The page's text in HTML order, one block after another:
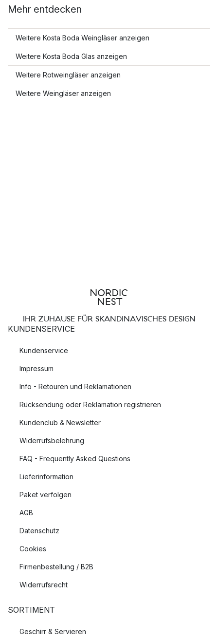
Mehr entdecken
Weitere Kosta Boda Weingläser anzeigen
Weitere Kosta Boda Glas anzeigen
Weitere Rotweingläser anzeigen
Weitere Weingläser anzeigen
IHR ZUHAUSE FÜR SKANDINAVISCHES DESIGN
KUNDENSERVICE
Kundenservice
Impressum
Info - Retouren und Reklamationen
Rücksendung oder Reklamation registrieren
Kundenclub & Newsletter
Widerrufsbelehrung
FAQ - Frequently Asked Questions
Lieferinformation
Paket verfolgen
AGB
Datenschutz
Cookies
Firmenbestellung / B2B
Widerrufsrecht
SORTIMENT
Geschirr & Servieren